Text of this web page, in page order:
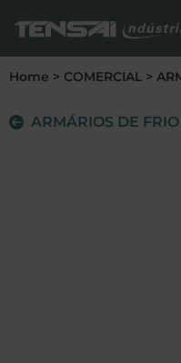
Home > COMERCIAL >
ARMÁRIOS DE FRIO